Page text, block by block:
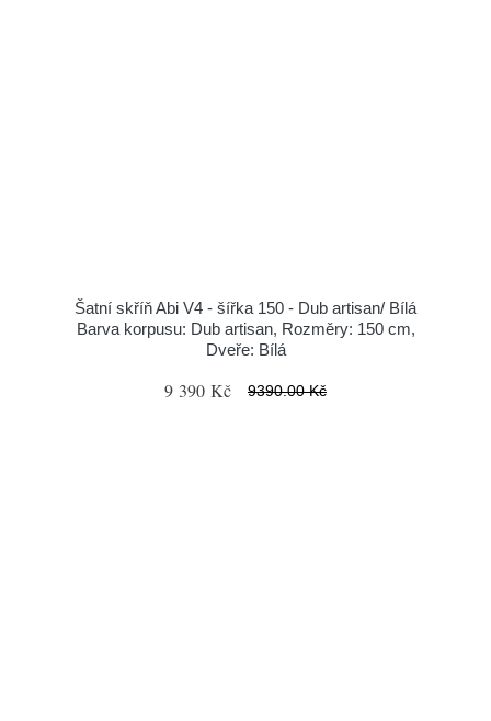
Šatní skříň Abi V4 - šířka 150 - Dub artisan/ Bílá
Barva korpusu: Dub artisan, Rozměry: 150 cm,
Dveře: Bílá
9 390 Kč 9390.00 Kč